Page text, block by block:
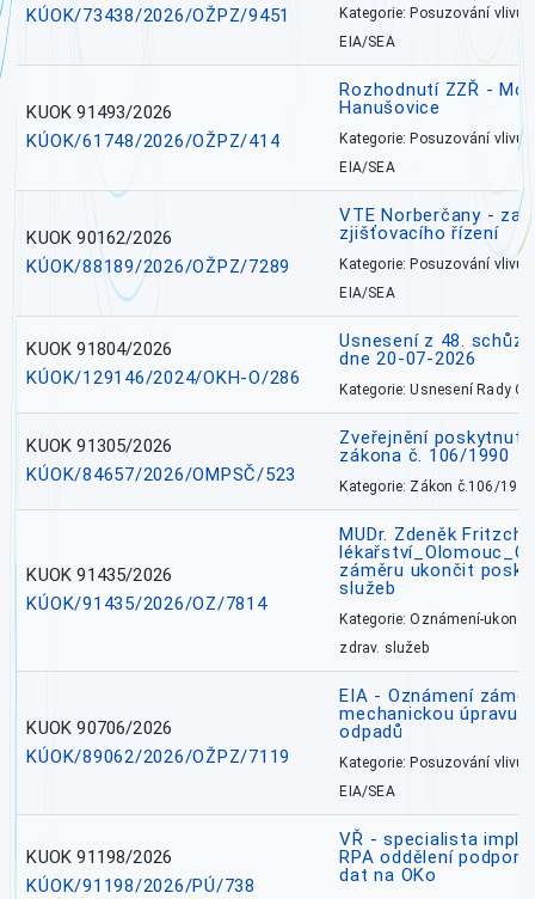
KÚOK/73438/2026/OŽPZ/9451
Kategorie: Posuzování vlivů
EIA/SEA
KUOK 91493/2026
KÚOK/61748/2026/OŽPZ/414
Rozhodnutí ZZŘ -
Hanušovice
Kategorie: Posuzování vlivů
EIA/SEA
KUOK 90162/2026
KÚOK/88189/2026/OŽPZ/7289
VTE Norberčany -
zjišťovacího řízení
Kategorie: Posuzování vlivů
EIA/SEA
KUOK 91804/2026
KÚOK/129146/2024/OKH-O/286
Usnesení z 48.
dne 20-07-2026
Kategorie: Usnesení Rady
KUOK 91305/2026
KÚOK/84657/2026/OMPSČ/523
Zveřejnění poskytnutí
zákona č. 106/1990
Kategorie: Zákon č.106/1999
KUOK 91435/2026
KÚOK/91435/2026/OZ/7814
MUDr. Zdeněk
záměru ukončit
služeb
Kategorie: Oznámení-
zdrav. služeb
KUOK 90706/2026
KÚOK/89062/2026/OŽPZ/7119
EIA - Oznámení
mechanickou úpravu
odpadů
Kategorie: Posuzování vlivů
EIA/SEA
KUOK 91198/2026
KÚOK/91198/2026/PÚ/738
VŘ - specialista
RPA oddělení
dat na OKo